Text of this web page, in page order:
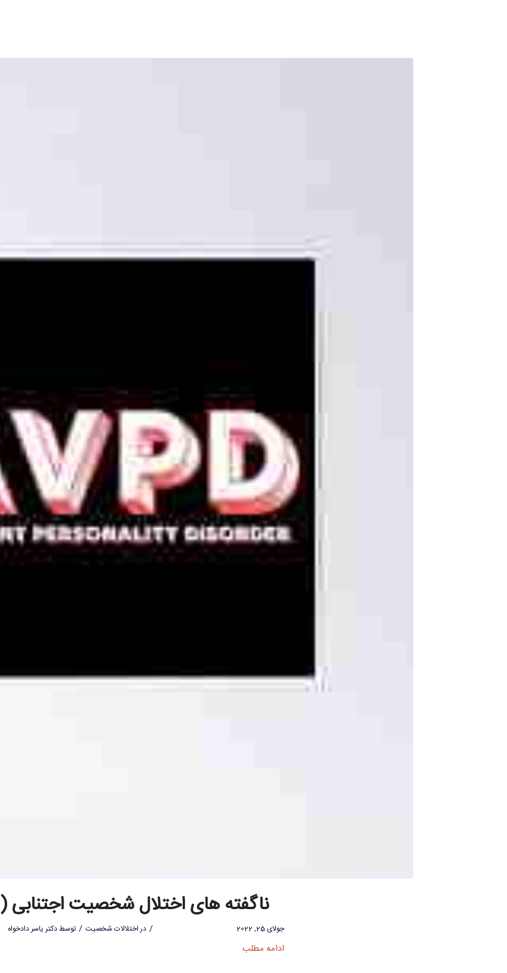
ناگفته های اختلال شخصیت اجتنابی (AVPD)
جولای 25, 2022 / دراختلالات شخصیت / توسطدکتر یاسر دادخواه
ادامه مطلب